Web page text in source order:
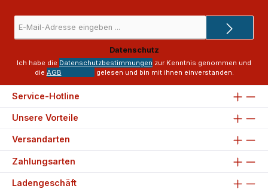
Mail-
Adresse
*
Datenschutz
Ich habe die Datenschutzbestimmungen zur Kenntnis genommen und
die AGB gelesen und bin mit ihnen einverstanden.
Service-Hotline
Unsere Vorteile
Versandarten
Zahlungsarten
Ladengeschäft